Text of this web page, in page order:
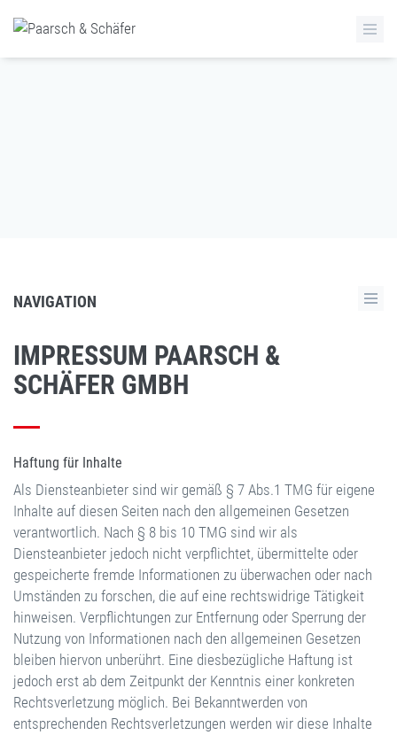
NAVIGATION
IMPRESSUM PAARSCH &
SCHÄFER GMBH
Haftung für Inhalte
Als Diensteanbieter sind wir gemäß § 7 Abs.1 TMG für eigene
Inhalte auf diesen Seiten nach den allgemeinen Gesetzen
verantwortlich. Nach § 8 bis 10 TMG sind wir als
Diensteanbieter jedoch nicht verpflichtet, übermittelte oder
gespeicherte fremde Informationen zu überwachen oder nach
Umständen zu forschen, die auf eine rechtswidrige Tätigkeit
hinweisen. Verpflichtungen zur Entfernung oder Sperrung der
Nutzung von Informationen nach den allgemeinen Gesetzen
bleiben hiervon unberührt. Eine diesbezügliche Haftung ist
jedoch erst ab dem Zeitpunkt der Kenntnis einer konkreten
Rechtsverletzung möglich. Bei Bekanntwerden von
entsprechenden Rechtsverletzungen werden wir diese Inhalte